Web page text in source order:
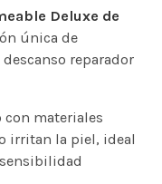
Deluxe de
única de
reparador
con materiales
irritan la piel, ideal